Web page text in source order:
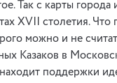
Так с карты города
ХVII столетия.
можно и не
Казаков в
поддержки